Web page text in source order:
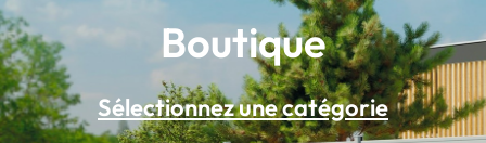
Boutique
Sélectionnez une catégorie